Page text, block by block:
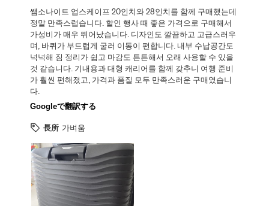
쌤소나이트 업스케이프 20인치와 28인치를 함께 구매했는데
정말 만족스럽습니다. 할인 행사 때 좋은 가격으로 구매해서
가성비가 매우 뛰어났습니다. 디자인도 깔끔하고 고급스러우
며, 바퀴가 부드럽게 굴러 이동이 편합니다. 내부 수납공간도
넉넉해 짐 정리가 쉽고 마감도 튼튼해서 오래 사용할 수 있을
것 같습니다. 기내용과 대형 캐리어를 함께 갖추니 여행 준비
가 훨씬 편해졌고, 가격과 품질 모두 만족스러운 구매였습니
다.
Googleで翻訳する
長所 가벼움